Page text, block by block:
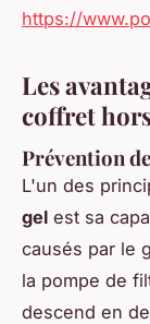
https://
Les
coffret
Prévention
L'un des
gel est sa
causés par le
la pompe de
descend en